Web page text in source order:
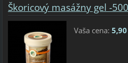
Škoricový masážny gel -
Vaša cena: